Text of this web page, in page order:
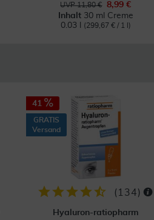
UVP 11,80 €
8,99 €
Inhalt 30 ml Creme
0.03 l
(299,67 € / 1 l)
41
GRATIS
Versand
( 134)
Hyaluron-ratiopharm